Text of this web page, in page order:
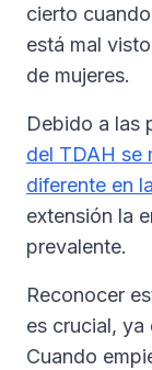
cierto
está mal
de mujeres.
Debido a las
del TDAH se
diferente en
extensión la
prevalente.
Reconocer
es crucial, ya
Cuando